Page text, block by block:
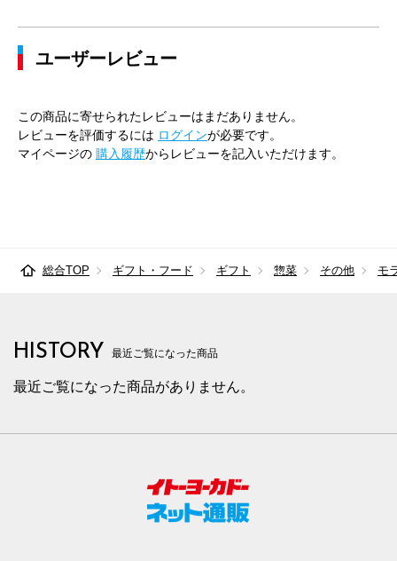
ユーザーレビュー
この商品に寄せられたレビューはまだありません。
レビューを評価するには ログインが必要です。
マイページの 購入履歴からレビューを記入いただけます。
総合TOP ギフト・フード ギフト 惣菜 その他 モ
HISTORY 最近ご覧になった商品
最近ご覧になった商品がありません。